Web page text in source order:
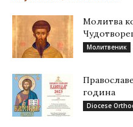
Молитва
Молитвеник
година
Diocese